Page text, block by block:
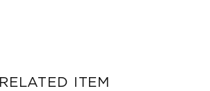
RELATED ITEM